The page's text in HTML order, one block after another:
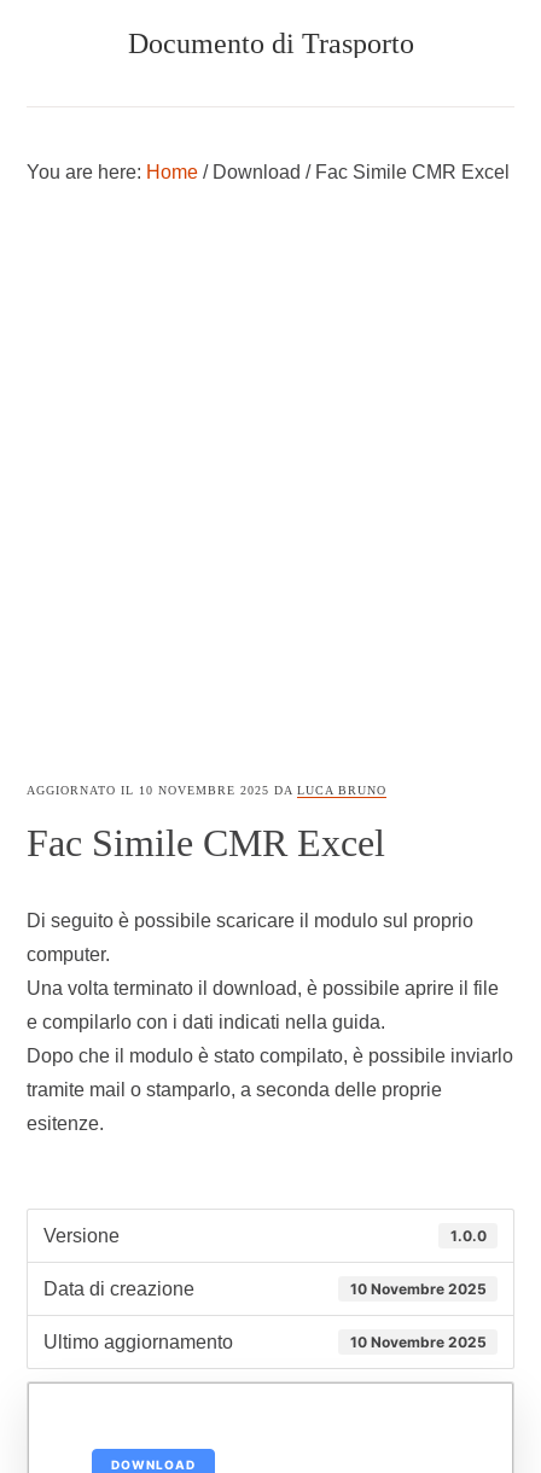
Documento di Trasporto
DI
You are here: Home /Download/Fac Simile CMR Excel
AGGIORNATO IL 10 NOVEMBRE 2025 DALUCA BRUNO
Fac Simile CMR Excel
Di seguito è possibile scaricare il modulo sul proprio
computer.
Una volta terminato il download, è possibile aprire il file
e compilarlo con i dati indicati nella guida.
Dopo che il modulo è stato compilato, è possibile inviarlo
tramite mail o stamparlo, a seconda delle proprie
esitenze.
Versione 1.0.0
Data di creazione 10 Novembre 2025
Ultimo aggiornamento 10 Novembre 2025
DOWNLOAD